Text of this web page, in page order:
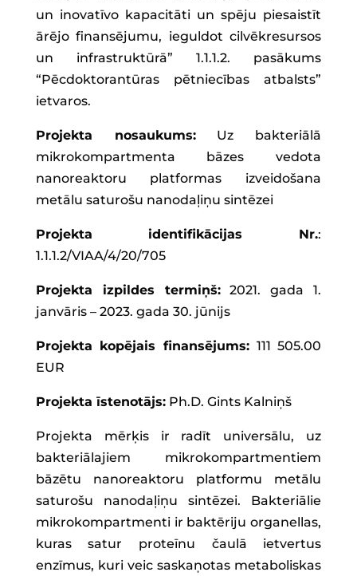
un inovatīvo kapacitāti un spēju piesaistīt
ārējo finansējumu, ieguldot cilvēkresursos
un infrastruktūrā” 1.1.1.2. pasākums
“Pēcdoktorantūras pētniecības atbalsts”
ietvaros.
Projekta nosaukums:Uz bakteriālā
mikrokompartmenta bāzes vedota
nanoreaktoru platformas izveidošana
metālu saturošu nanodaļiņu sintēzei
Projekta identifikācijas Nr.:
1.1.1.2/VIAA/4/20/705
Projekta izpildes termiņš:2021. gada 1.
janvāris – 2023. gada 30. jūnijs
Projekta kopējais finansējums: 111 505.00
EUR
Projekta īstenotājs:Ph.D. Gints Kalniņš
Projekta mērķis ir radīt universālu, uz
bakteriālajiem mikrokompartmentiem
bāzētu nanoreaktoru platformu metālu
saturošu nanodaļiņu sintēzei. Bakteriālie
mikrokompartmenti ir baktēriju organellas,
kuras satur proteīnu čaulā ietvertus
enzīmus, kuri veic saskaņotas metaboliskas